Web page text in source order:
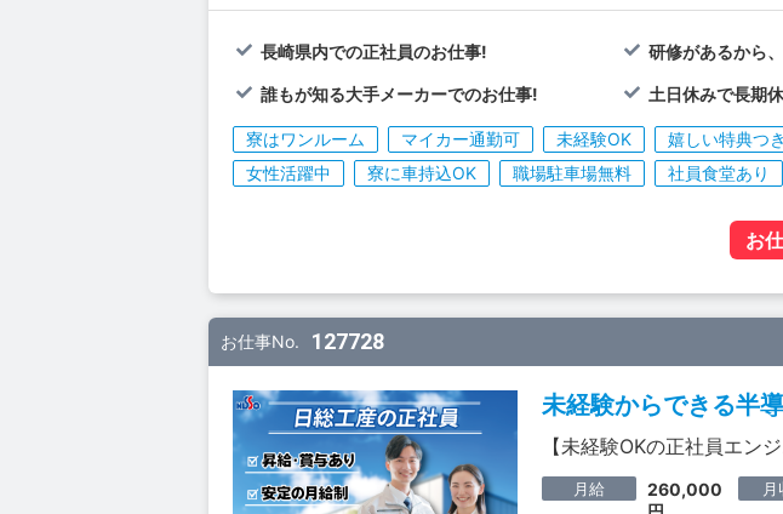
長崎県内での正社員のお仕事! 研修があるから
誰もが知る大手メーカーでのお仕事! 土日休みで長期
寮はワンルーム マイカー通勤可 未経験OK 嬉しい特典つき
女性活躍中
寮に車持込OK 職場駐車場無料 社員食堂あり
お
お仕事No. 127728
未経験からできる半
【未経験OKの正社員エン
月給
260,000